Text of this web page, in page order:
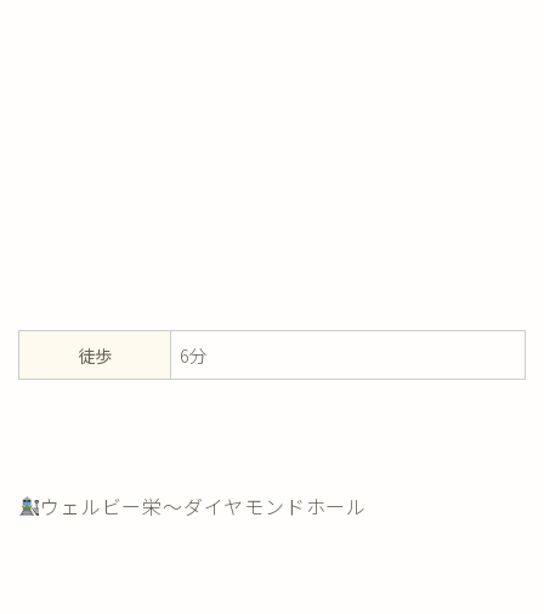
徒歩 6分
ウェルビー栄～ダイヤモンドホール